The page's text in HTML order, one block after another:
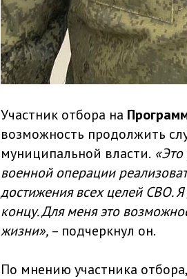
Участник отбора на
возможность продолжить
муниципальной власти.
военной операции
достижения всех целей СВО.
концу. Для меня это
жизни», – подчеркнул он.
По мнению участника отбора,